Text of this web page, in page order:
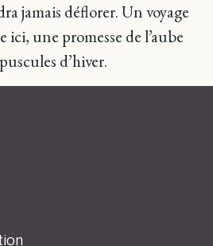
jamais déflorer. Un voyage
une promesse de l’aube
d’hiver.